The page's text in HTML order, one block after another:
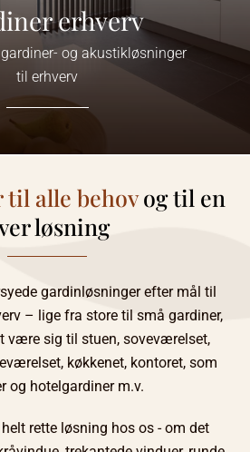
erhverv
og akustikløsninger
til erhverv
til alle behovog til en
løsning
gardinløsninger efter mål til
– lige fra store til små gardiner,
være sig til stuen, soveværelset,
køkkenet, kontoret, som
og hotelgardiner m.v.
rette løsning hos os - om det